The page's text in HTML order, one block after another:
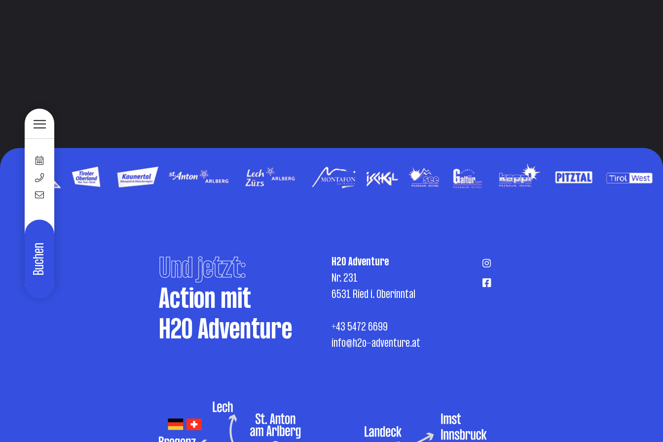
Buchen
Und jetzt:
Action mit
H2O Adventure
H2O Adventure
Nr. 231
6531 Ried i. Oberinntal
+43 5472 6699
info@h2o-adventure.at